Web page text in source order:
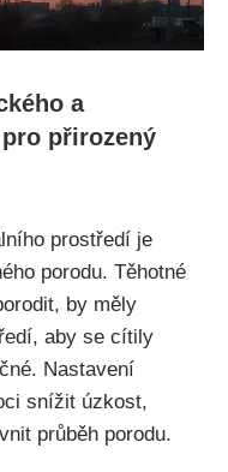
a
přirozený
prostředí je
porodu.⁢ Těhotné
by měly
aby⁤ se cítily
Nastavení
snížit úzkost,
průběh porodu.